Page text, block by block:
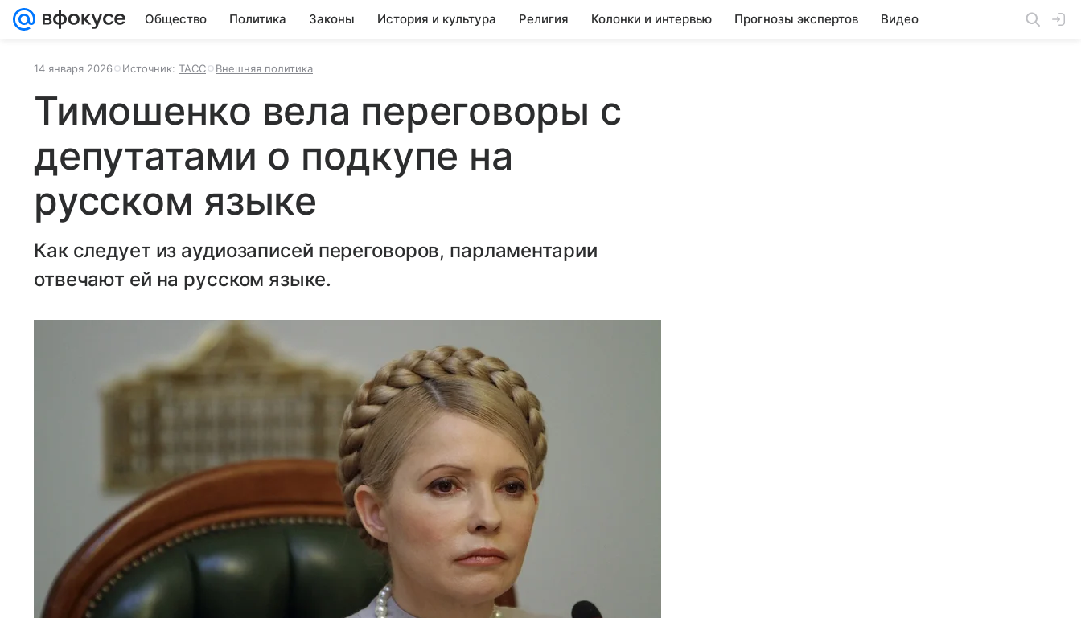
Общество Политика Законы История и культура Религия Колонки и интервью Прогнозы экспертов Видео
14 января 2026 Источник: ТАСС Внешняя политика
Тимошенко вела переговоры с
депутатами о подкупе на
русском языке
Как следует из аудиозаписей переговоров, парламентарии
отвечают ей на русском языке.